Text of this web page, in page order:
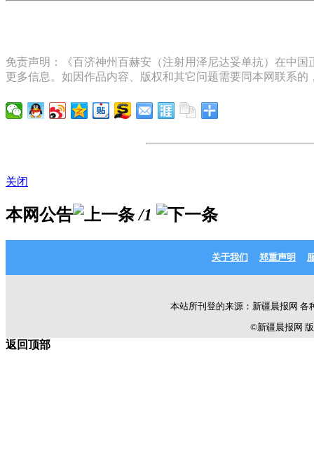
免责声明：《百济神州百赫安（注射用泽尼达妥单抗）在中
更多信息。如因作品内容、版权和其它问题需要同本网联系
关闭
本网公告 /1
关于我们 郑重声明
本站所刊登的来源：新疆晨报网
©新疆晨报网 版
返回顶部